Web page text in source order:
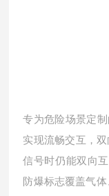
专为危险场景定制
实现流畅交互，
信号时仍能双向互
防爆标志覆盖气